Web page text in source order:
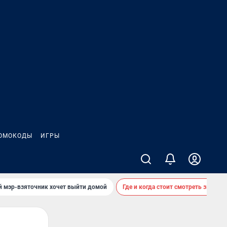
ИГРЫ
мэр-взяточник хочет выйти домой Где и когда стоит смотреть